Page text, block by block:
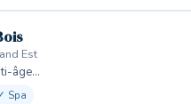
Est
âge…
Spa